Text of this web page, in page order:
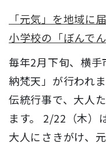
「元気」を地域
小学校の「ぼんで
毎年2月下旬、横
納梵天」が行われ
伝統行事で、大人
ます。 2/22（木）
大人にさきがけ、